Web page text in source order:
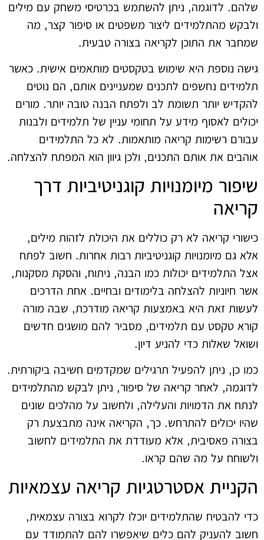
שלהם. לדוגמה, ניתן להשתמש בכרטיסי משחק עם מילים
ולבקש מהתלמידים ליצור משפטים או סיפור קצר, מה
שמחבר את התוכן לקריאה בצורה טבעית.
גישה נוספת היא שימוש בטקסטים מותאמים אישית. כאשר
תלמידים נחשפים לתכנים שמעניינים אותם, הם נוטים
להקדיש יותר תשומת לב ולפתח הבנה טובה יותר. מורים
יכולים לאסוף מידע על תחומי עניין של תלמידים ולבנות
עבורם רשימות קריאה מותאמות. לא כל התלמידים
אוהבים את אותם התכנים, ולכן גיוון הוא המפתח להצלחה.
שיפור מיומנויות קוגניטיביות דרך
קריאה
כישורי קריאה לא רק כוללים את היכולת לזהות מילים,
אלא גם מיומנויות קוגניטיביות רבות אחרות. חשוב לפתח
אצל התלמידים יכולות כמו הבנה, ניתוח, והסקת מסקנות,
אשר חיוניות להצלחה בלימודים ובחיים. אחת הדרכים
לעשות זאת היא באמצעות קריאה מודרכת, שבה מורה
קורא טקסט עם תלמידים, מסביר להם מושגים חדשים
ושואל שאלות כדי להניע דיון.
כמו כן, ניתן להפעיל תרגילים שמקדמים חשיבה ביקורתית.
לדוגמה, לאחר קריאה של סיפור, ניתן לבקש מהתלמידים
לנתח את הדמויות והעלילה, ולחשוב על מהלכים שונים
שהיו יכולים להתרחש. כך, הקריאה אינה מתבצעת רק
בצורה פאסיבית, אלא מעודדת את התלמידים לחשוב
ולשוחח על מה שהם קראו.
הקניית אסטרטגיות קריאה עצמאיות
כדי להבטיח שהתלמידים יוכלו לקרוא בצורה עצמאית,
חשוב להעניק להם כלים שיאפשרו להם להתמודד עם